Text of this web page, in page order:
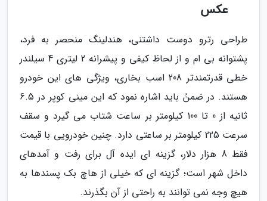
عکس
طراحی رترو دوست داشتنی، هندلینگ منحصر به فرد،
پشتوانه بی ام و از لحاظ کیفی و پیشرانه 2 لیتری 4 سیلندر
خطی قدرتمندتر 208 اسب بخاری، ویژگی های این خودرو
هستند. در ضمنً باید اشاره نمود که این مینی کوپر در 6.5
ثانیه از 0 تا 100 کیلومتر بر ساعت شتاب می گیرد و سقف
سرعت 225 کیلومتر بر ساعتی دارد. چنین خودرویی با قیمت
فقط 8 هزار دلار، گزینه ای ایده آل برای رفت و آمدهای
داخل شهر است؛ گزینه ای که خیلی از هاچ بک پسندها به
هیچ وجه نمی توانند به راحتی از آن بگذرند.